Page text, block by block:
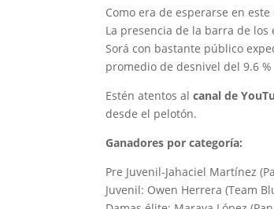
Como era de esperarse en
La presencia de la barra de
Sorá con bastante público
promedio de desnivel del 9.6 %
Estén atentos alcanal de
desde el pelotón.
Ganadores por categoría:
Pre Juvenil-Jahaciel Martínez
Juvenil: Owen Herrera (Team